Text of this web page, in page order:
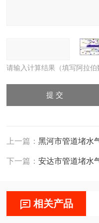
请输入计算结果（填写阿拉
上一篇：黑河市管道堵水
下一篇：安达市管道堵水
相关产品